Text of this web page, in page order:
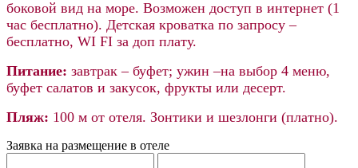
боковой вид на море. Возможен доступ в интернет (1
час бесплатно). Детская кроватка по запросу –
бесплатно, WI FI за доп плату.
Питание: завтрак – буфет; ужин –на выбор 4 меню,
буфет салатов и закусок, фрукты или десерт.
Пляж: 100 м от отеля. Зонтики и шезлонги (платно).
Заявка на размещение в отеле